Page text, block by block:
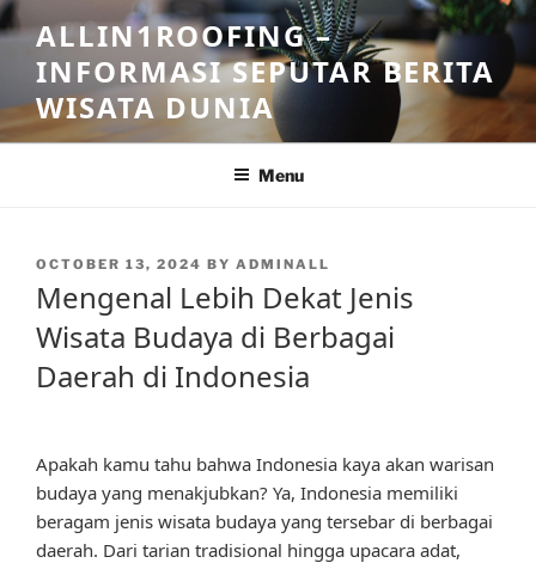
Skip
to
content
ALLIN1ROOFING –
INFORMASI SEPUTAR BERITA
WISATA DUNIA
Menu
POSTED
OCTOBER 13, 2024 BY ADMINALL
Mengenal Lebih Dekat Jenis
Wisata Budaya di Berbagai
Daerah di Indonesia
Apakah kamu tahu bahwa Indonesia kaya akan warisan
budaya yang menakjubkan? Ya, Indonesia memiliki
beragam jenis wisata budaya yang tersebar di berbagai
daerah. Dari tarian tradisional hingga upacara adat,